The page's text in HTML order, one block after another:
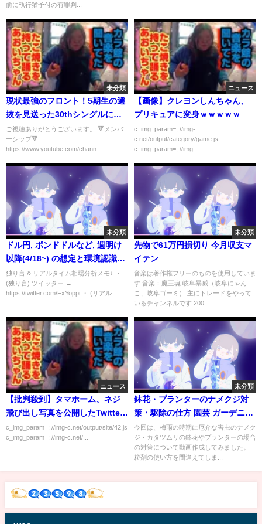
前に執行猶予付の有罪判...
未分類
現状最強のフロント！5期生の選
抜を見送った30thシングルにつ
いて思うこと！【乃木坂46】
ご視聴ありがとうございます。 🔻メンバ
ーシップ🔻
https://www.youtube.com/chann...
ニュース
【画像】クレヨンしんちゃん、
プリキュアに変身ｗｗｗｗｗ
c_img_param=; //img-
c.net/output/category/game.js
c_img_param=; //img-...
未分類
ドル円, ポンドドルなど, 週明け
以降(4/18~) の想定と環境認識
【FX為替, 4月16日(土)】
USDJPY, GBPUSD,
独り言 & リアルタイム相場分析メモ↓ ・
(独り言) ツイッター →
https://twitter.com/FxYoppi ・ (リアル...
未分類
先物で61万円損切り 今月収支マ
イテン
音楽は著作権フリーのものを使用していま
す 音楽：魔王魂 岐阜暴威（岐阜にゃん
こ、岐阜ゴーミ） 主にトレードをやって
いるチャンネルです 200...
ニュース
【批判殺到】タマホーム、ネジ
飛び出し写真を公開したTwitter
ユーザーを告訴ｗｗｗｗｗ
c_img_param=; //img-c.net/output/site/42.js
c_img_param=; //img-c.net/...
未分類
鉢花・プランターのナメクジ対
策・駆除の仕方 園芸 ガーデニン
グ ｂｙ園芸チャンネル 232
今回は、梅雨の時期に厄介な害虫のナメク
ジ・カタツムリの鉢花やプランターの場合
の対策について動画作成してみました。
粒剤の使い方を間違えてしま...